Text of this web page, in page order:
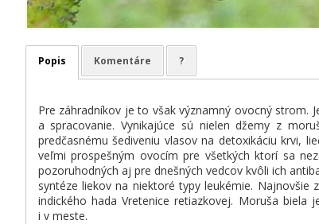
Popis Komentáre ?
Pre záhradníkov je to však významný ovocný strom.
a spracovanie. Vynikajúce sú nielen džemy z
predčasnému šediveniu vlasov na detoxikáciu krvi,
veľmi prospešným ovocím pre všetkých ktorí sa
pozoruhodných aj pre dnešných vedcov kvôli ich
syntéze liekov na niektoré typy leukémie.
indického hada Vretenice retiazkovej. Moruša
i v meste.